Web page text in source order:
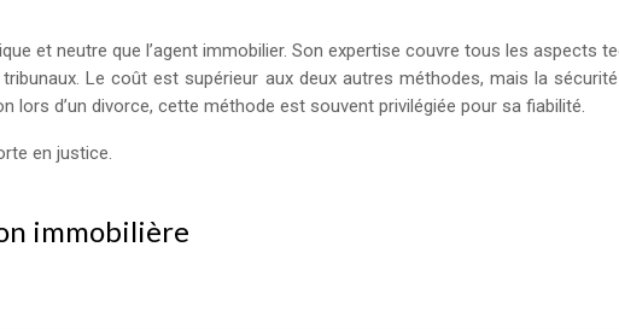
et neutre que l’agent immobilier. Son expertise couvre tous les aspects
Le coût est supérieur aux deux autres méthodes, mais la sécurité
lors d’un divorce, cette méthode est souvent privilégiée pour sa fiabilité.
en justice.
immobilière